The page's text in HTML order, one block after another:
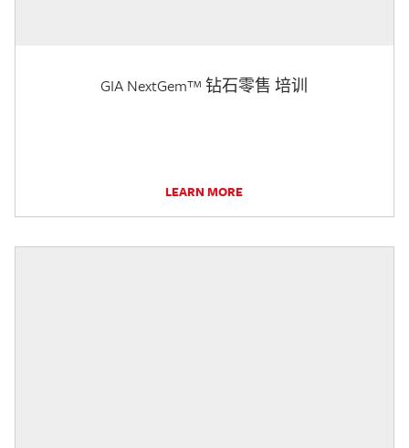
GIA NextGem™ 钻石零售 培训
LEARN MORE